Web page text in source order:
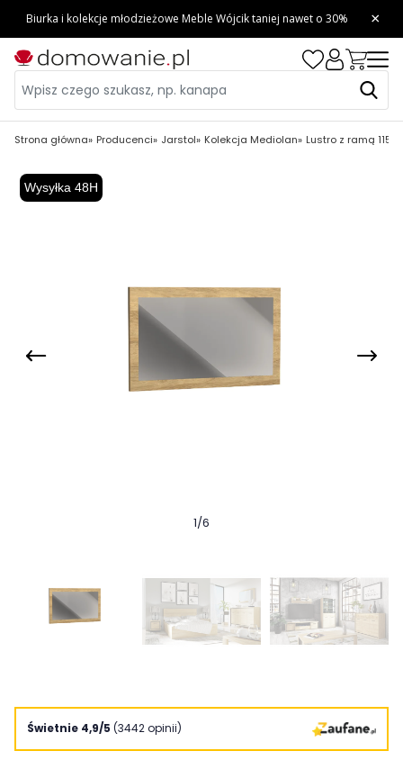
Strona główna Producenci Jarstol Kolekcja Mediolan Lustro z ramą
Wysyłka 48H
1/6
Świetnie 4,9/5 (3442 opinii)